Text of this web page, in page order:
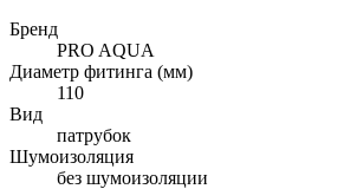
Бренд
PRO AQUA
Диаметр фитинга (мм)
110
Вид
патрубок
Шумоизоляция
без шумоизоляции